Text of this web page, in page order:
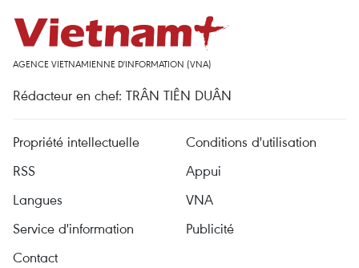
AGENCE VIETNAMIENNE D'INFORMATION (VNA)
Rédacteur en chef: TRÂN TIÊN DUÂN
Propriété intellectuelle
Conditions d'utilisation
RSS
Appui
Langues
VNA
Service d'information
Publicité
Contact